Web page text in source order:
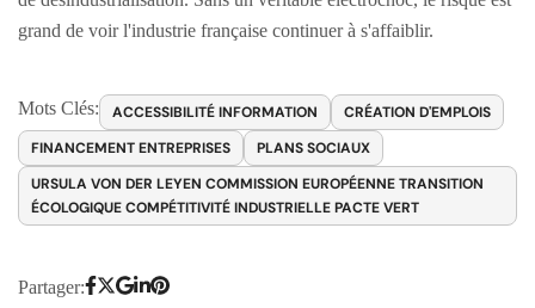
grand de voir l'industrie française continuer à s'affaiblir.
Mots Clés: ACCESSIBILITÉ INFORMATION
CRÉATION D'EMPLOIS
FINANCEMENT ENTREPRISES
PLANS SOCIAUX
URSULA VON DER LEYEN COMMISSION EUROPÉENNE TRANSITION
ÉCOLOGIQUE COMPÉTITIVITÉ INDUSTRIELLE PACTE VERT
Partager: